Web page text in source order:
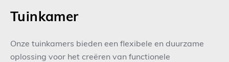
Tuinkamer
Onze tuinkamers bieden een flexibele en duurzame
oplossing voor het creëren van functionele